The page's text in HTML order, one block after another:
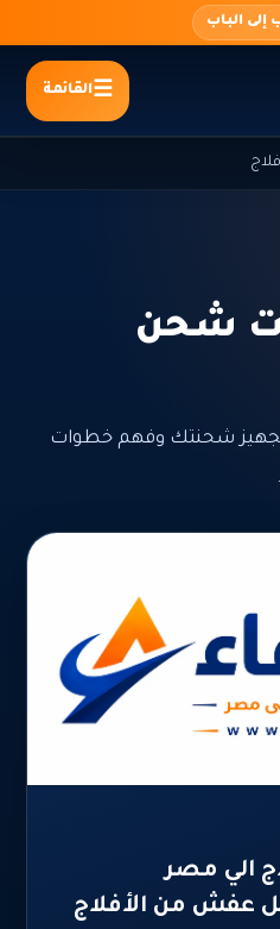
إلى الباب
القائمة
شحن
شحنتك وفهم خطوات
الي مصر
مكتب نقل عفش من الأفلاج